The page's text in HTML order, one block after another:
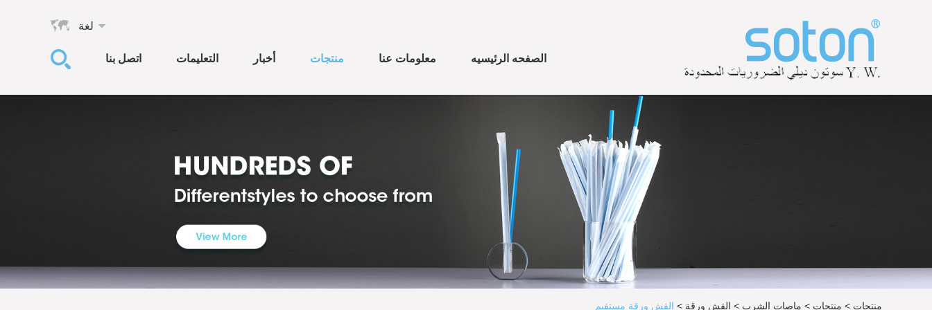
لغة
الصفحه الرئيسيه معلومات عنا منتجات أخبار التعليمات اتصل بنا
منتجات > منتجات > ماصات الشرب > القش ورقة > القش ورقة مستقيم